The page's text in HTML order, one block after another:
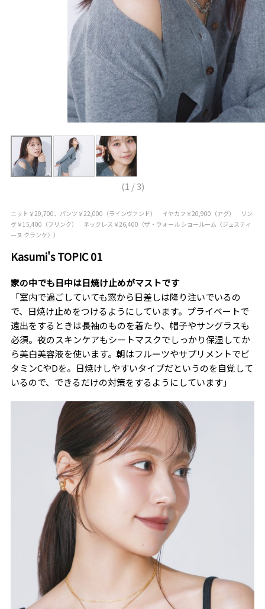
(1 /3)
ニット￥29,700、パンツ￥22,000（ラインヴァンド） イヤカフ￥20,900（アグ） リン
グ￥15,400（フリンク） ネックレス￥26,400（ザ・ウォール ショールーム〈ジュスティ
ーヌ クランケ〉）
Kasumi's TOPIC 01
家の中でも日中は日焼け止めがマストです
「室内で過ごしていても窓から日差しは降り注いでいるの
で、日焼け止めをつけるようにしています。プライベートで
遠出をするときは長袖のものを着たり、帽子やサングラスも
必須。夜のスキンケアもシートマスクでしっかり保湿してか
ら美白美容液を使います。朝はフルーツやサプリメントでビ
タミンCやDを。日焼けしやすいタイプだというのを自覚して
いるので、できるだけの対策をするようにしています」